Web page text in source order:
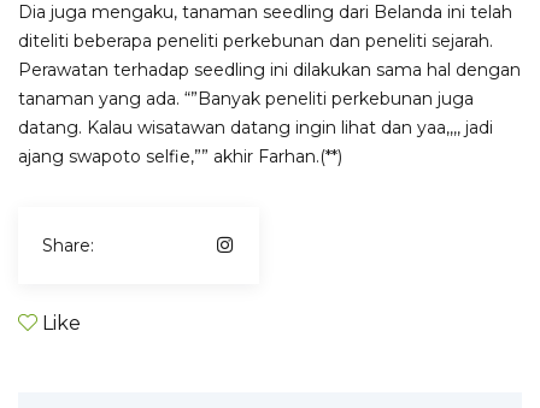
Dia juga mengaku, tanaman seedling dari Belanda ini telah
diteliti beberapa peneliti perkebunan dan peneliti sejarah.
Perawatan terhadap seedling ini dilakukan sama hal dengan
tanaman yang ada. “”Banyak peneliti perkebunan juga
datang. Kalau wisatawan datang ingin lihat dan yaa,,,, jadi
ajang swapoto selfie,”” akhir Farhan.(**)
Share:
Like